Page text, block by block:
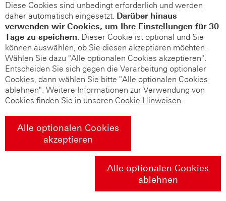
Diese Cookies sind unbedingt erforderlich und werden
daher automatisch eingesetzt. Darüber hinaus
verwenden wir Cookies, um Ihre Einstellungen für 30
Tage zu speichern. Dieser Cookie ist optional und Sie
können auswählen, ob Sie diesen akzeptieren möchten.
Wählen Sie dazu "Alle optionalen Cookies akzeptieren".
Entscheiden Sie sich gegen die Verarbeitung optionaler
Cookies, dann wählen Sie bitte "Alle optionalen Cookies
ablehnen". Weitere Informationen zur Verwendung von
Cookies finden Sie in unseren Cookie Hinweisen.
Alle optionalen Cookies
akzeptieren
Alle optionalen Cookies
ablehnen